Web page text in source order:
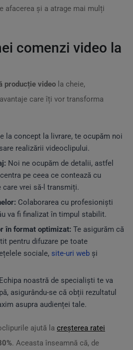
afacerea și a atrage mai mulți
comenzi video la
producție video la cheie,
care îți vor transforma
la concept la livrare, te ocupăm noi
realizării videoclipului.
Noi ne ocupăm de detalii, astfel
pe ceea ce contează cu
care vrei să-l transmiți.
Colaborarea cu profesioniști
va fi finalizat în timpul stabilit.
în format optimizat: Te asigurăm că
pentru difuzare pe toate
sociale, site-uri web și
Echipa noastră de specialiști te va
asigurându-se că obții rezultatul
asupra audienței tale.
ajută la creșterea ratei
. Aceasta înseamnă că, de